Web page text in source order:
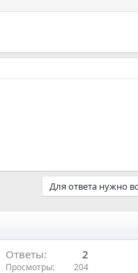
Для ответа нужно
Ответы 2
Просмотры 204